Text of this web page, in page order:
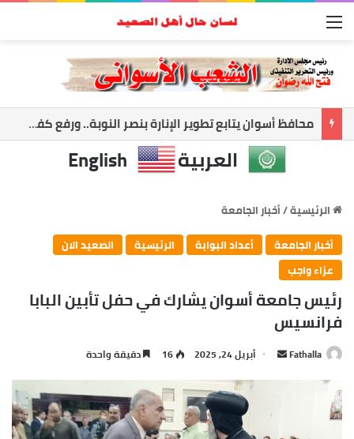
أسوان تعزز الشراكة الأمنية.. المحافظ ومدير الأمن يبحثان ملفات الأمن والتنميه
العربية English
الرئيسية/أخبار الجامعة
أخبار الجامعة
أعداد البوابة الرئيسية
الصعيد الان
عزاء واجب
رئيس جامعة أسوان يشارك في حفل تأبين البابا
فرانسيس
Fathalla
ل
أبريل 24, 2025 16 دقيقة واحدة